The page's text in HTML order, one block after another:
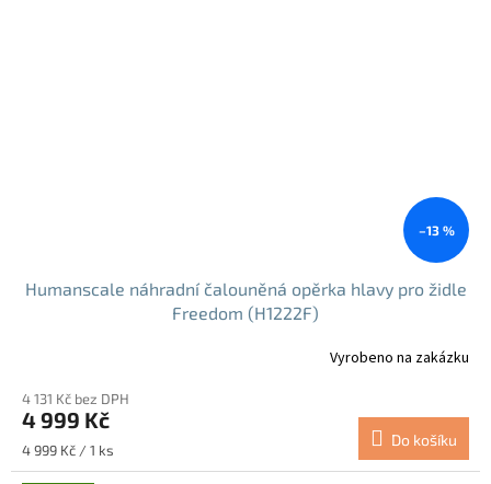
–13 %
Humanscale náhradní čalouněná opěrka hlavy pro židle
Freedom (H1222F)
Vyrobeno na zakázku
4 131 Kč bez DPH
4 999 Kč
Měrná
cena:
4 999 Kč / 1 ks
Do košíku